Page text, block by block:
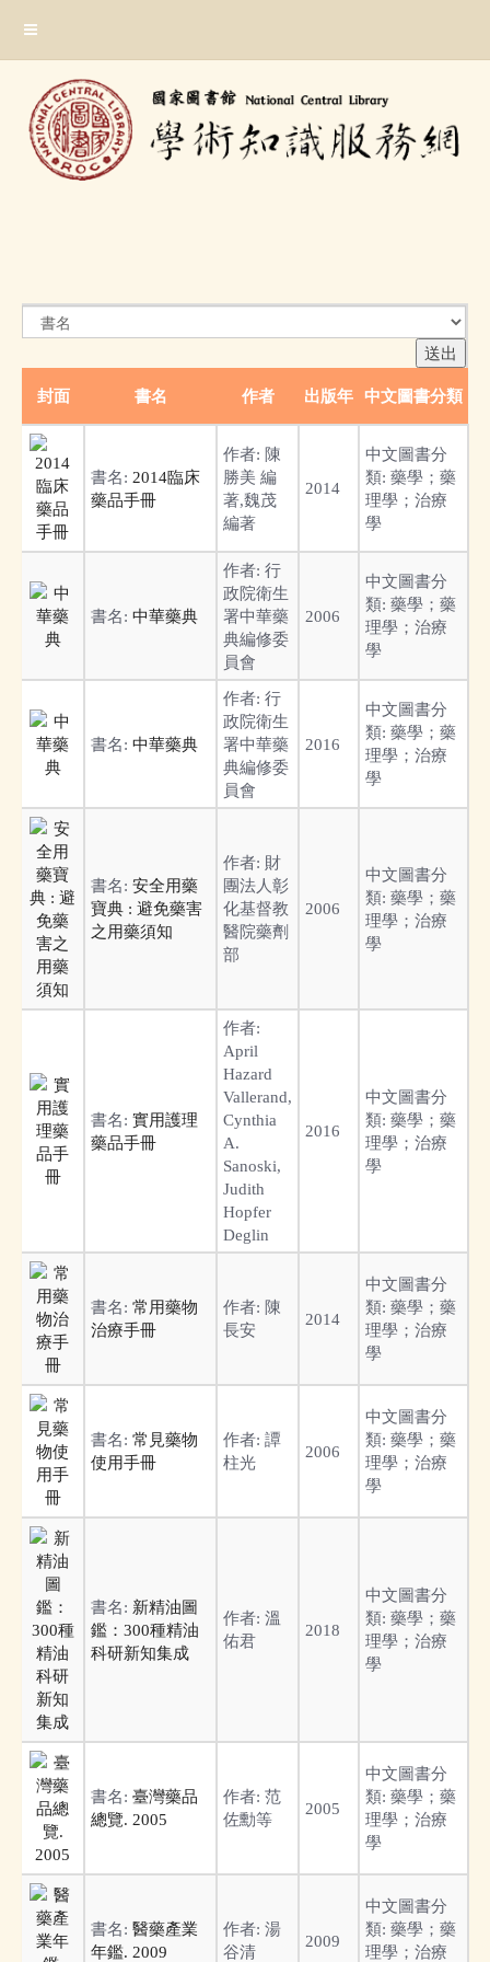
主
封面 書名 作者 出版年 中文圖書分類
書名: 2014臨床
藥品手冊
作者: 陳
勝美 編
著,魏茂
編著
2014
中文圖書分
類: 藥學；藥
理學；治療
學
書名: 中華藥典
作者: 行
政院衛生
署中華藥
典編修委
員會
2006
中文圖書分
類: 藥學；藥
理學；治療
學
書名: 中華藥典
作者: 行
政院衛生
署中華藥
典編修委
員會
2016
中文圖書分
類: 藥學；藥
理學；治療
學
書名: 安全用藥
寶典 : 避免藥害
之用藥須知
作者: 財
團法人彰
化基督教
醫院藥劑
部
2006
中文圖書分
類: 藥學；藥
理學；治療
學
書名: 實用護理
藥品手冊
作者:
April
Hazard
Vallerand,
Cynthia
A.
Sanoski,
Judith
Hopfer
Deglin
2016
中文圖書分
類: 藥學；藥
理學；治療
學
書名: 常用藥物
治療手冊
作者: 陳
長安
2014
中文圖書分
類: 藥學；藥
理學；治療
學
書名: 常見藥物
使用手冊
作者: 譚
柱光
2006
中文圖書分
類: 藥學；藥
理學；治療
學
書名: 新精油圖
鑑：300種精油
科研新知集成
作者: 溫
佑君
2018
中文圖書分
類: 藥學；藥
理學；治療
學
書名: 臺灣藥品
總覽. 2005
作者: 范
佐勳等
2005
中文圖書分
類: 藥學；藥
理學；治療
學
書名: 醫藥產業
年鑑. 2009
作者: 湯
谷清
2009
中文圖書分
類: 藥學；藥
理學；治療